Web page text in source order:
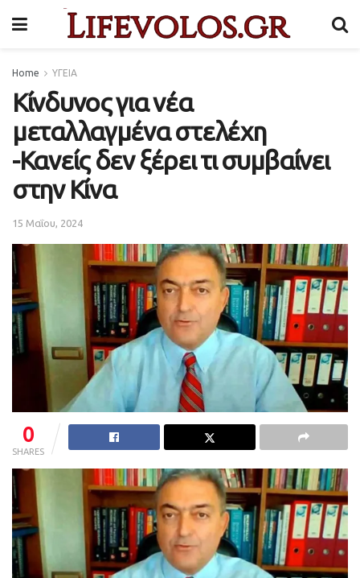
Home ΥΓΕΙΑ
Κίνδυνος για νέα
μεταλλαγμένα στελέχη
-Κανείς δεν ξέρει τι συμβαίνει
στην Κίνα
15 Μαΐου, 2024
0
SHARES